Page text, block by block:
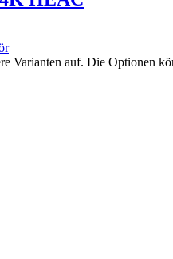
Varianten auf. Die Optionen